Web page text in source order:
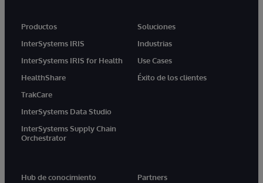
Productos
InterSystems IRIS
InterSystems IRIS for Health
HealthShare
TrakCare
InterSystems Data Studio
InterSystems Supply Chain
Orchestrator
Soluciones
Industrias
Use Cases
Éxito de los clientes
Hub de conocimiento
Partners